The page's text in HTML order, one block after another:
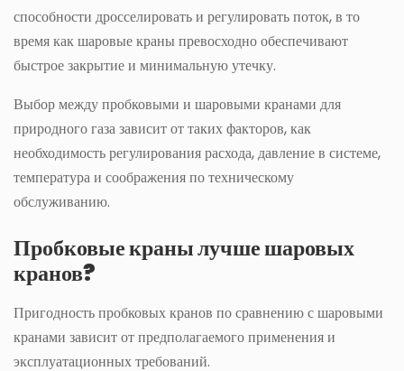
способности дросселировать и регулировать поток, в то
время как шаровые краны превосходно обеспечивают
быстрое закрытие и минимальную утечку.
Выбор между пробковыми и шаровыми кранами для
природного газа зависит от таких факторов, как
необходимость регулирования расхода, давление в системе,
температура и соображения по техническому
обслуживанию.
Пробковые краны лучше шаровых
кранов?
Пригодность пробковых кранов по сравнению с шаровыми
кранами зависит от предполагаемого применения и
эксплуатационных требований.